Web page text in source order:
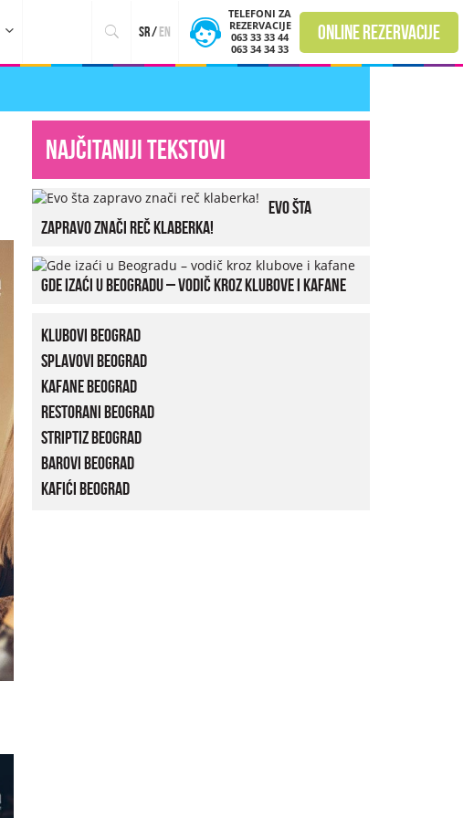
sr/en
TELEFONI ZA
REZERVACIJE
063 33 33 44
063 34 34 33
online rezervacije
Najčitaniji tekstovi
Evo šta
zapravo znači reč klaberka!
Gde izaći u Beogradu – vodič kroz klubove i kafane
Klubovi Beograd
Splavovi Beograd
Kafane Beograd
Restorani Beograd
Striptiz Beograd
Barovi Beograd
Kafići Beograd